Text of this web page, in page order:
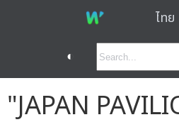
ไทย
◐
"JAPAN